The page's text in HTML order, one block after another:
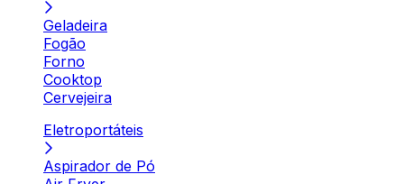
Geladeira
Fogão
Forno
Cooktop
Cervejeira
Eletroportáteis
Aspirador de Pó